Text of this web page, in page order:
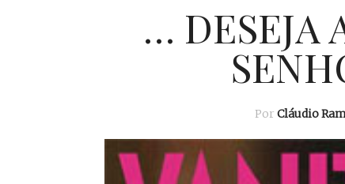
… DESEJA
Por Cláudio